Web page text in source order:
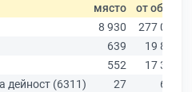
място от общо
8 930
277 019
639
19 882
552
17 349
дейност (6311)
27 649